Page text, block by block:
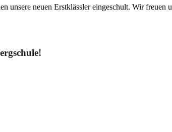
unsere neuen Erstklässler eingeschult. Wir